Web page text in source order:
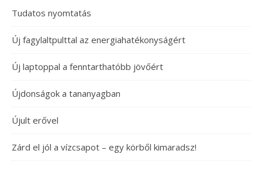
Tudatos nyomtatás
Új fagylaltpulttal az energiahatékonyságért
Új laptoppal a fenntarthatóbb jövőért
Újdonságok a tananyagban
Újult erővel
Zárd el jól a vízcsapot – egy körből kimaradsz!